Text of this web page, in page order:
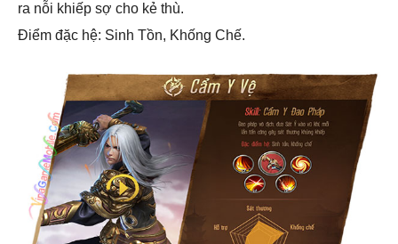
ra nỗi khiếp sợ cho kẻ thù.
Điểm đặc hệ: Sinh Tồn, Khống Chế.